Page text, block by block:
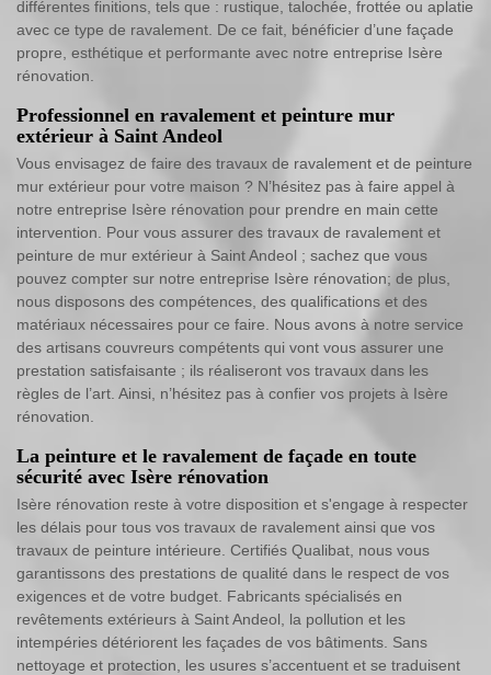
différentes finitions, tels que : rustique, talochée, frottée ou aplatie
avec ce type de ravalement. De ce fait, bénéficier d’une façade
propre, esthétique et performante avec notre entreprise Isère
rénovation.
Professionnel en ravalement et peinture mur
extérieur à Saint Andeol
Vous envisagez de faire des travaux de ravalement et de peinture
mur extérieur pour votre maison ? N’hésitez pas à faire appel à
notre entreprise Isère rénovation pour prendre en main cette
intervention. Pour vous assurer des travaux de ravalement et
peinture de mur extérieur à Saint Andeol ; sachez que vous
pouvez compter sur notre entreprise Isère rénovation; de plus,
nous disposons des compétences, des qualifications et des
matériaux nécessaires pour ce faire. Nous avons à notre service
des artisans couvreurs compétents qui vont vous assurer une
prestation satisfaisante ; ils réaliseront vos travaux dans les
règles de l’art. Ainsi, n’hésitez pas à confier vos projets à Isère
rénovation.
La peinture et le ravalement de façade en toute
sécurité avec Isère rénovation
Isère rénovation reste à votre disposition et s'engage à respecter
les délais pour tous vos travaux de ravalement ainsi que vos
travaux de peinture intérieure. Certifiés Qualibat, nous vous
garantissons des prestations de qualité dans le respect de vos
exigences et de votre budget. Fabricants spécialisés en
revêtements extérieurs à Saint Andeol, la pollution et les
intempéries détériorent les façades de vos bâtiments. Sans
nettoyage et protection, les usures s’accentuent et se traduisent